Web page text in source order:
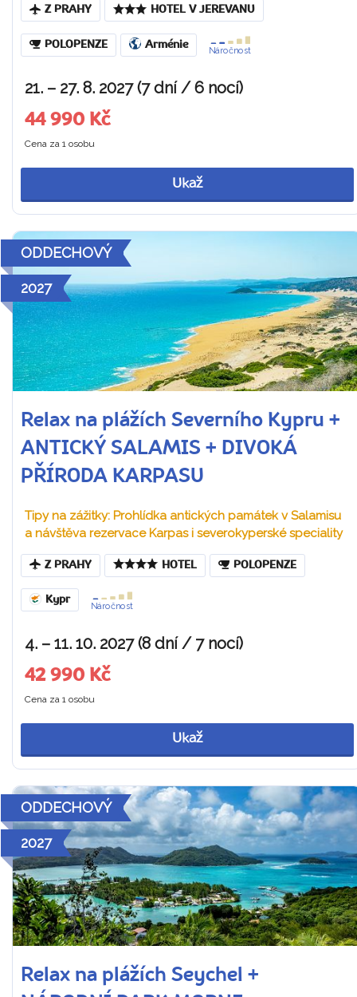
Z PRAHY HOTEL V JEREVANU
POLOPENZE Arménie
Náročnost
21. – 27. 8. 2027 (7 dní / 6 nocí)
44 990 Kč
Cena za 1 osobu
Ukaž
ODDECHOVÝ
2027
Relax na plážích Severního Kypru +
ANTICKÝ SALAMIS + DIVOKÁ
PŘÍRODA KARPASU
Tipy na zážitky: Prohlídka antických památek v Salamisu
a návštěva rezervace Karpas i severokyperské speciality
Z PRAHY HOTEL POLOPENZE
Kypr
Náročnost
4. – 11. 10. 2027 (8 dní / 7 nocí)
42 990 Kč
Cena za 1 osobu
Ukaž
ODDECHOVÝ
2027
Relax na plážích Seychel +